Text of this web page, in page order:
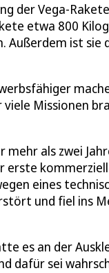
der Vega-
etwa 800
Außerdem ist
Missionen
mehr als zwei
erste
eines
und fiel ins
es an der
dafür sei